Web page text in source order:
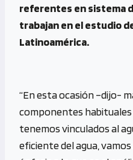
referentes en sistema
trabajan en el estudio
Latinoamérica.
“En esta ocasión –dijo-
componentes habituales
tenemos vinculados al
eficiente del agua,